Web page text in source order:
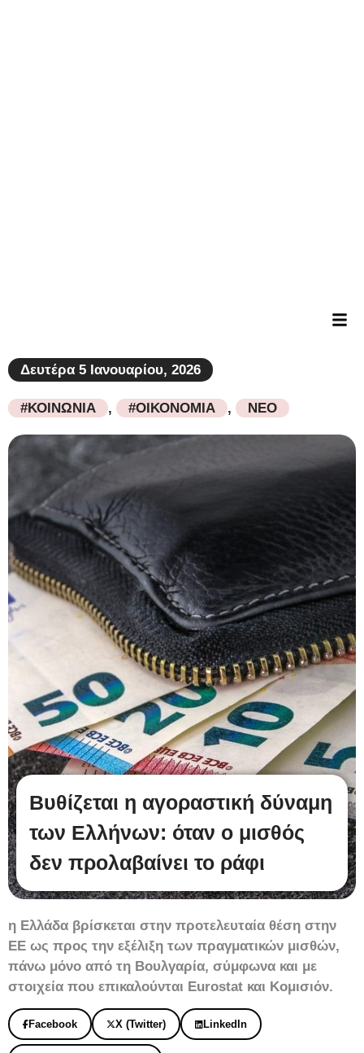
Δευτέρα 5 Ιανουαρίου, 2026
#ΚΟΙΝΩΝΙΑ , #ΟΙΚΟΝΟΜΙΑ , ΝΕΟ
Βυθίζεται η αγοραστική δύναμη
των Ελλήνων: όταν ο μισθός
δεν προλαβαίνει το ράφι
η Ελλάδα βρίσκεται στην προτελευταία θέση στην
ΕΕ ως προς την εξέλιξη των πραγματικών μισθών,
πάνω μόνο από τη Βουλγαρία, σύμφωνα και με
στοιχεία που επικαλούνται Eurostat και Κομισιόν.
Facebook X (Twitter) LinkedIn